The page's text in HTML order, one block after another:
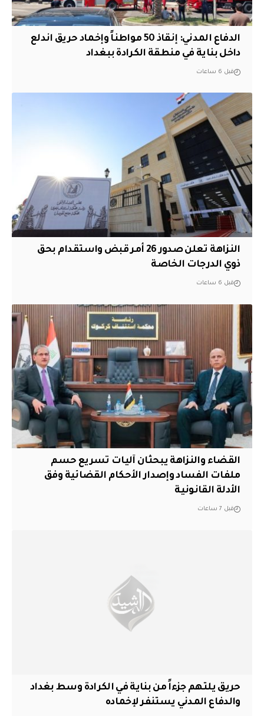
الدفاع المدني: إنقاذ 50 مواطناً وإخماد حريق اندلع
داخل بناية في منطقة الكرادة ببغداد
قبل 6 ساعات
النزاهة تعلن صدور 26 أمر قبض واستقدام بحق
ذوي الدرجات الخاصة
قبل 6 ساعات
القضاء والنزاهة يبحثان آليات تسريع حسم
ملفات الفساد وإصدار الأحكام القضائية وفق
الأدلة القانونية
قبل 7 ساعات
حريق يلتهم جزءاً من بناية في الكرادة وسط بغداد
والدفاع المدني يستنفر لإخماده